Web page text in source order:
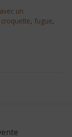
un
croquette, fugue,